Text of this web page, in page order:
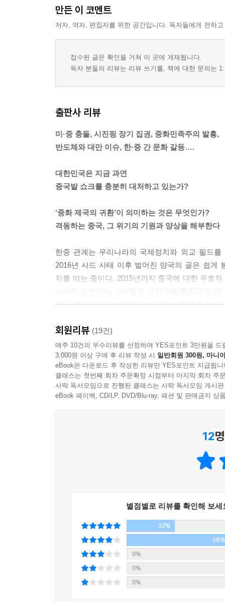
만든 이 코멘트
저자, 역자, 편집자를 위한 공간입니다. 독자들에게 전하
접수된 글은 확인을 거쳐 이 곳에 게재됩니다.
독자 분들의 리뷰는 리뷰 쓰기를, 책에 대한 문의는
출판사 리뷰
미·중 충돌, 시진핑 장기 집권, 중화민족주의 발흥,
반도체와 대만 이슈, 한·중 간 문화 갈등….
대한민국은 지금 과연
중국발 쇼크를 충분히 대처하고 있는가?
‘중화 제국의 귀환’이 의미하는 것은 무엇인가?
격동하는 중국, 그 위기의 기원과 양상을 해부한다
한중 관계는 우리나라의 국제정치와 외교 필드
2016년 사드 사태 이후 벌어진 양국의 골은 쉽게
치를 떠는 중이다. 2015년까지 중국에 대한 우호
중국, 최고지도자 시진핑 개인숭배에 열을 올리는
올리면서 한국의 수출 업체들을 고전하게 만드는
한국의 경쟁력을 추월했다는 연구 결과들에 짐짓
15년 가까이 반도체, 전기차 등의 영역에서 대
한한령 때 우리가 처음으로 경험하고, 미중 신냉
있는 거대한 해일(海溢)과 같다고. 지금 ‘중국이
철저하게 파악해야 하며, 그 사회 내부에 차곡차
반열에 오르게끔 하는 일에 성공했다. 중국은 지
나아가야 할 길을 치열하게 모색한다. 중국과 지
쇼크에 대해 잘 대비하고 있었는가? 그러지 못했
“반중(反中)은 시대정신”이 된 이유
그럼에도, 중국의 불행은 한국의 행복이 될 수 없는
회원리뷰 (19건)
매주 10건의 우수리뷰를 선정하여 YES포인트 3만원을 드
3,000원 이상 구매 후 리뷰 작성 시 일반회원 300원, 마니
eBook은 다운로드 후 작성한 리뷰만 YES포인트 지급됩니
클래스는 첫번째 회차 주문확정 시점부터 마지막 회차 주
사락 독서모임으로 진행된 클래스는 사락 독서모임 게시
eBook 페이백, CD/LP, DVD/Blu-ray, 패션 및 판매금지 상
12
별점별로 리뷰를 확인해 보세
32%
68%
0%
0%
0%